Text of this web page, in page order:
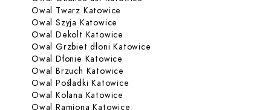
Owal Twarz Katowice
Owal Szyja Katowice
Owal Dekolt Katowice
Owal Grzbiet dłoni Katowice
Owal Dłonie Katowice
Owal Brzuch Katowice
Owal Pośladki Katowice
Owal Kolana Katowice
Owal Ramiona Katowice